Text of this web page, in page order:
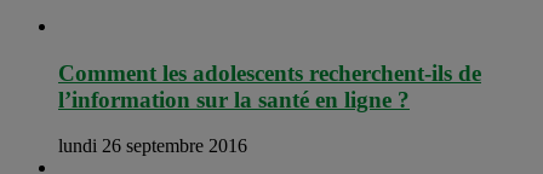
Comment les adolescents recherchent-ils de
l’information sur la santé en ligne ?
lundi 26 septembre 2016